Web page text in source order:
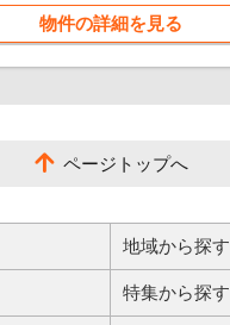
物件の詳細を見る
ページトップへ
地域から探す
特集から探す